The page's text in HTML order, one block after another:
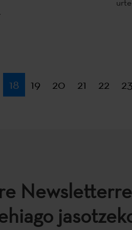
18 19 20 21 22